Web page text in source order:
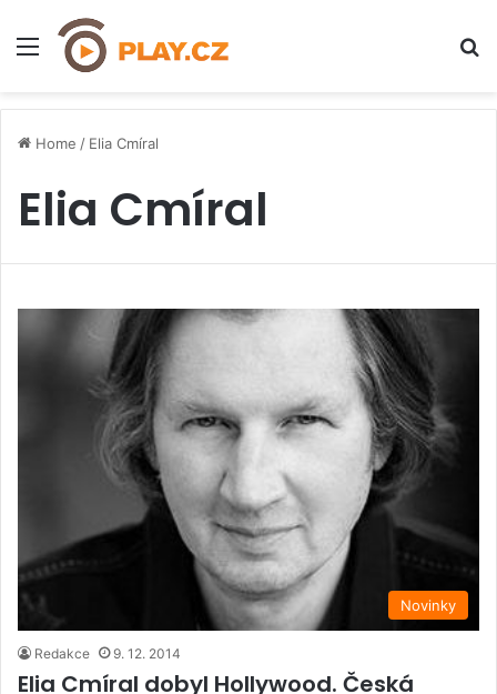
Menu
Home / Elia Cmíral
Elia Cmíral
Novinky
Redakce 9. 12. 2014
Elia Cmíral dobyl Hollywood. Česká